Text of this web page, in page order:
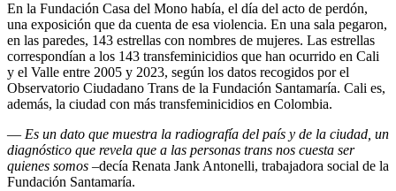
En la Fundación Casa del Mono había, el día del acto de perdón,
una exposición que da cuenta de esa violencia. En una sala pegaron,
en las paredes, 143 estrellas con nombres de mujeres. Las estrellas
correspondían a los 143 transfeminicidios que han ocurrido en Cali
y el Valle entre 2005 y 2023, según los datos recogidos por el
Observatorio Ciudadano Trans de la Fundación Santamaría. Cali es,
además, la ciudad con más transfeminicidios en Colombia.
— Es un dato que muestra la radiografía del país y de la ciudad, un
diagnóstico que revela que a las personas trans nos cuesta ser
quienes somos –decía Renata Jank Antonelli, trabajadora social de la
Fundación Santamaría.